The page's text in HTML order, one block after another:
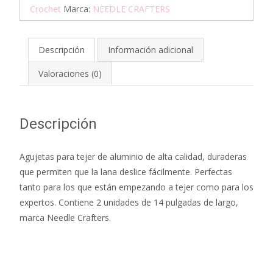
NEEDLE
CRAFTERS
cantidad
Crochet Marca: NEEDLE CRAFTERS
Descripción Información adicional
Valoraciones (0)
Descripción
Agujetas para tejer de aluminio de alta calidad, duraderas
que permiten que la lana deslice fácilmente. Perfectas
tanto para los que están empezando a tejer como para los
expertos. Contiene 2 unidades de 14 pulgadas de largo,
marca Needle Crafters.